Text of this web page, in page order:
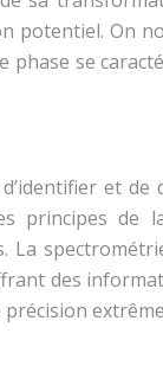
potentiel. On
phase se
et de
principes de
La
des